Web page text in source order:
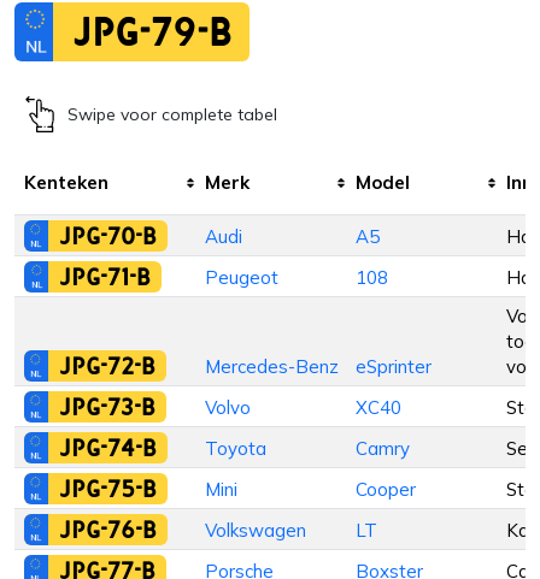
JPG-79-B
Swipe voor complete tabel
Kenteken Merk Model
JPG-70-B Audi A5
JPG-71-B Peugeot 108
JPG-72-B Mercedes-Benz eSprinter
JPG-73-B Volvo XC40
JPG-74-B Toyota Camry
JPG-75-B Mini Cooper
JPG-76-B Volkswagen LT
JPG-77-B Porsche Boxster